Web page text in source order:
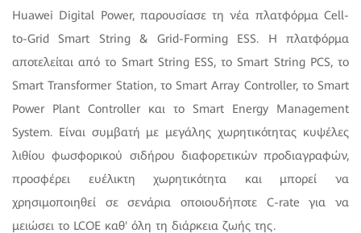
Huawei Digital Power, παρουσίασε τη νέα πλατφόρμα Cell-
to-Grid Smart String & Grid-Forming ESS. Η πλατφόρμα
αποτελείται από το Smart String ESS, το Smart String PCS, το
Smart Transformer Station, το Smart Array Controller, το Smart
Power Plant Controller και το Smart Energy Management
System. Είναι συμβατή με μεγάλης χωρητικότητας κυψέλες
λιθίου φωσφορικού σιδήρου διαφορετικών προδιαγραφών,
προσφέρει ευέλικτη χωρητικότητα και μπορεί να
χρησιμοποιηθεί σε σενάρια οποιουδήποτε C-rate για να
μειώσει το LCOE καθ' όλη τη διάρκεια ζωής της.